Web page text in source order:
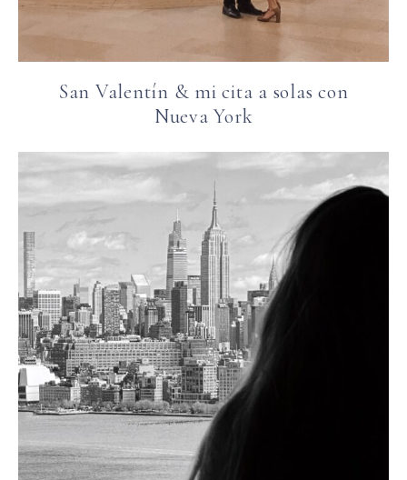
San Valentín & mi cita a solas con
Nueva York